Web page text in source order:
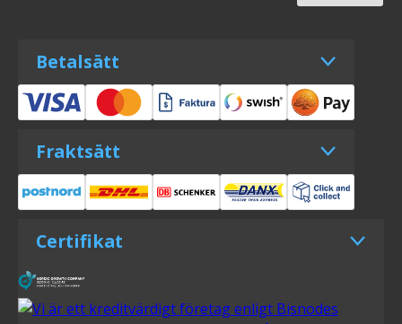
Betalsätt
Fraktsätt
Certifikat